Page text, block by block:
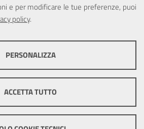
e per modificare le tue preferenze, puoi
policy.
Essi non raccolgono i tuoi dati e le tue
per scopi di marketing e profilazione, e
utilizzati senza bisogno di acquisire il tuo
PERSONALIZZA
ACCETTA TUTTO
partecipazione finanziaria dell'Unione
POR Sicilia 2000/2006 Misura 6.05 -